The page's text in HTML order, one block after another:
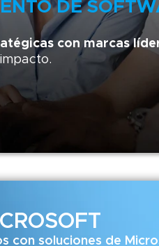
DE
con marcas
con soluciones de